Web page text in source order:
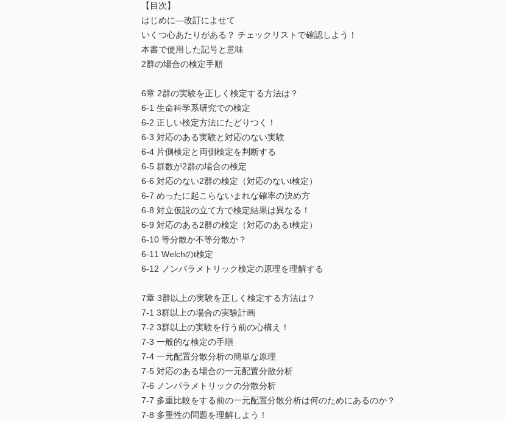
【目次】
はじめに―改訂によせて
いくつ心あたりがある？ チェックリストで確認しよう！
本書で使用した記号と意味
2群の場合の検定手順
6章 2群の実験を正しく検定する方法は？
6-1 生命科学系研究での検定
6-2 正しい検定方法にたどりつく！
6-3 対応のある実験と対応のない実験
6-4 片側検定と両側検定を判断する
6-5 群数が2群の場合の検定
6-6 対応のない2群の検定（対応のないt検定）
6-7 めったに起こらないまれな確率の決め方
6-8 対立仮説の立て方で検定結果は異なる！
6-9 対応のある2群の検定（対応のあるt検定）
6-10 等分散か不等分散か？
6-11 Welchのt検定
6-12 ノンパラメトリック検定の原理を理解する
7章 3群以上の実験を正しく検定する方法は？
7-1 3群以上の場合の実験計画
7-2 3群以上の実験を行う前の心構え！
7-3 一般的な検定の手順
7-4 一元配置分散分析の簡単な原理
7-5 対応のある場合の一元配置分散分析
7-6 ノンパラメトリックの分散分析
7-7 多重比較をする前の一元配置分散分析は何のためにあるのか？
7-8 多重性の問題を理解しよう！